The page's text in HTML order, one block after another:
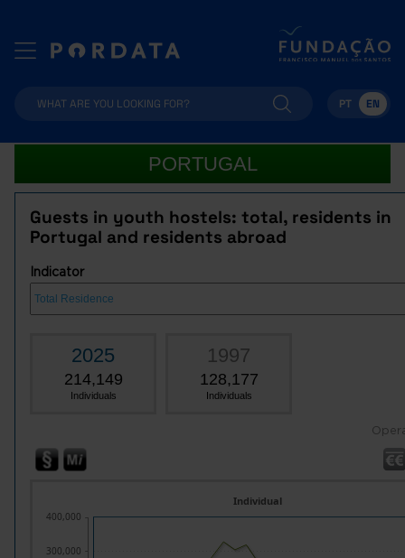
PT EN
PORTUGAL
Guests in youth hostels: total, residents in
Portugal and residents abroad
Indicator
2025
214,149
Individuals
1997
128,177
Individuals
Individual
300,000
400,000